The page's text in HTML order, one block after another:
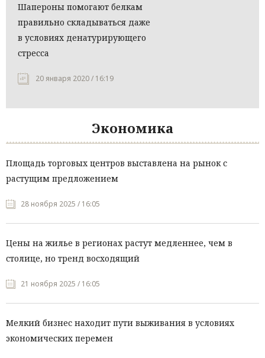
Шапероны помогают белкам
правильно складываться даже
в условиях денатурирующего
стресса
20 января 2020 / 16:19
Экономика
Площадь торговых центров выставлена на рынок с
растущим предложением
28 ноября 2025 / 16:05
Цены на жилье в регионах растут медленнее, чем в
столице, но тренд восходящий
21 ноября 2025 / 16:05
Мелкий бизнес находит пути выживания в условиях
экономических перемен